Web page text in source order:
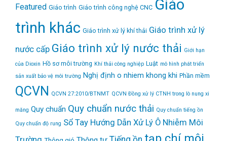
Featured Giáo trình Giáo trình công nghệ CNC Giáo
trình khác Giáo trình xử lý khí thải Giáo trình xử lý
nước cấp Giáo trình xử lý nước thải Giới hạn
của Dioxin Hồ sơ môi trường Khí thải công nghiệp Luật mô hình phát triển
sản xuất bảo vệ môi trường Nghị định o nhiem khong khi Phần mềm
QCVN QCVN 27:2010/BTNMT QCVN Đồng xử lý CTNH trong lò nung xi
măng Quy chuẩn Quy chuẩn nước thải Quy chuẩn tiếng ồn
Quy chuẩn độ rung Sổ Tay Hướng Dẫn Xử Lý Ô Nhiễm Môi